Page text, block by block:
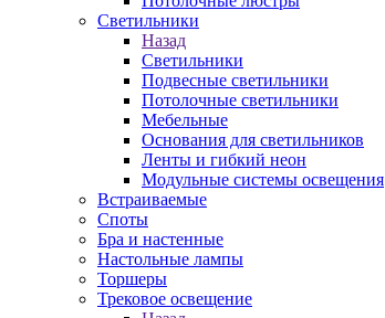
Светильники
Назад
Светильники
Подвесные светильники
Потолочные светильники
Мебельные
Основания для светильников
Ленты и гибкий неон
Модульные системы освещения
Встраиваемые
Споты
Бра и настенные
Настольные лампы
Торшеры
Трековое освещение